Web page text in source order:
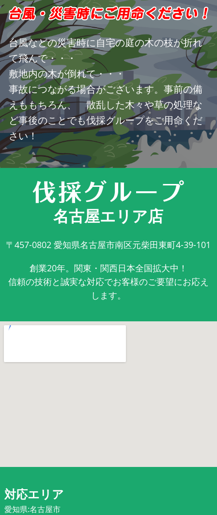
台風などの災害時に自宅の庭の木の枝が折れ
て飛んで・・・
敷地内の木が倒れて・・・
事故につながる場合がございます。事前の備
えももちろん、 散乱した木々や草の処理な
ど事後のことでも伐採グループをご用命くだ
さい！
名古屋エリア店
〒457-0802 愛知県名古屋市南区元柴田東町4-39-101
創業20年。関東・関西日本全国拡大中！
信頼の技術と誠実な対応でお客様のご要望にお応え
します。
対応エリア
愛知県:名古屋市